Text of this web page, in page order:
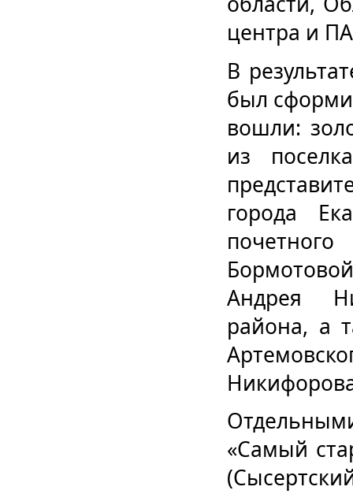
центра и
В
был
вошли:
из
города
Андрея
района, а
«Самый